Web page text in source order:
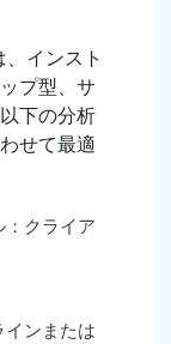
インスト
プ型、サ
下の分析
せて最適
：クライア
ンまたは